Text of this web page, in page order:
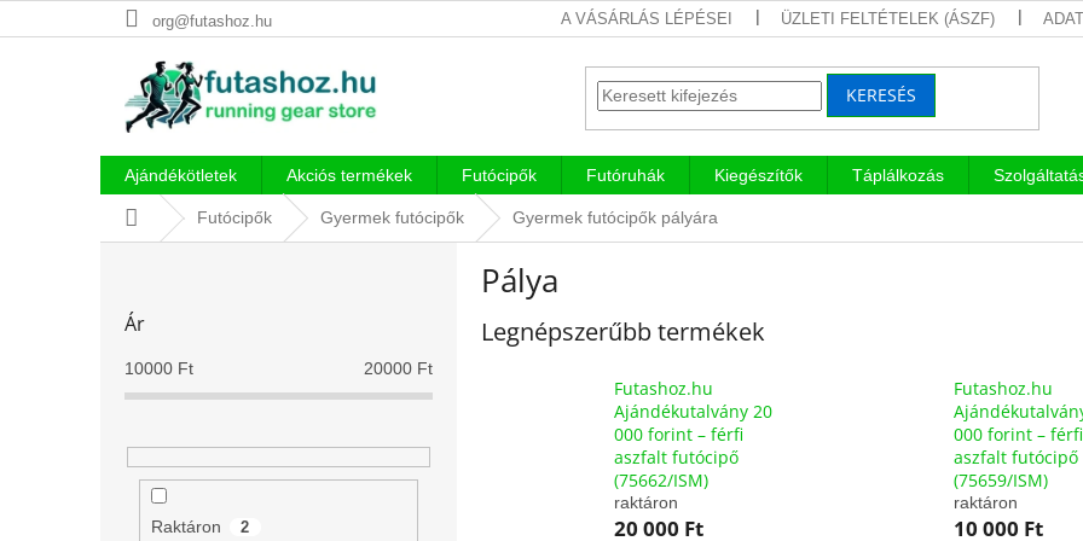
a
org@futashoz.hu A VÁSÁRLÁS LÉPÉSEI ÜZLETI FELTÉTELEK (ÁSZF)
KERESÉS
Ajándékötletek Akciós termékek Futócipők Futóruhák Kiegészítők Táplálkozás
KezdőlapFutócipők Gyermek futócipők Gyermek futócipők pályára
Ár
10000 Ft 20000 Ft
Raktáron 2
Pálya
Legnépszerűbb termékek
Futashoz.hu
Ajándékutalvány 20
000 forint – férfi
aszfalt futócipő
(75662/ISM)
raktáron
20 000 Ft
Futashoz.hu
000 forint – férfi
aszfalt futócipő
(75659/ISM)
raktáron
10 000 Ft